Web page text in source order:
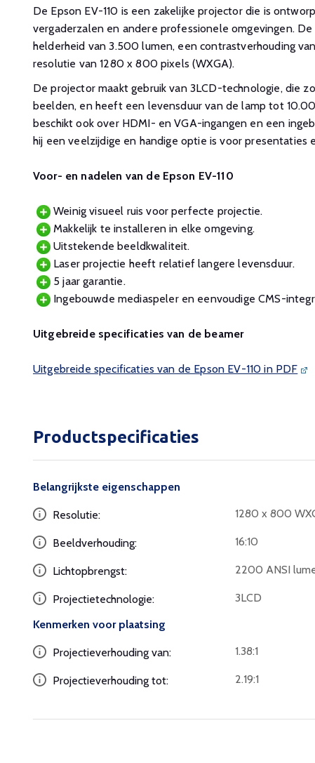
De Epson EV-110 is een zakelijke projector die is
vergaderzalen en andere professionele omgevingen.
helderheid van 3.500 lumen, een contrastverhouding
resolutie van 1280 x 800 pixels (WXGA).
De projector maakt gebruik van 3LCD-technologie, die
beelden, en heeft een levensduur van de lamp tot
beschikt ook over HDMI- en VGA-ingangen en een
hij een veelzijdige en handige optie is voor presentaties
Voor- en nadelen van de Epson EV-110
Weinig visueel ruis voor perfecte projectie.
Makkelijk te installeren in elke omgeving.
Uitstekende beeldkwaliteit.
Laser projectie heeft relatief langere levensduur.
5 jaar garantie.
Ingebouwde mediaspeler en eenvoudige CMS-
Uitgebreide specificaties van de beamer
Uitgebreide specificaties van de Epson EV-110 in PDF
Productspecificaties
Belangrijkste eigenschappen
Resolutie: 1280 x 800
Beeldverhouding: 16:10
Lichtopbrengst: 2200 ANSI
Projectietechnologie:
3LCD
Kenmerken voor plaatsing
Projectieverhouding van: 1.38:1
Projectieverhouding tot: 2.19:1